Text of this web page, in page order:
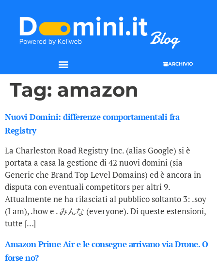
ARCHIVIO
Tag: amazon
Nuovi Domini: differenze comportamentali fra
Registry
La Charleston Road Registry Inc. (alias Google) si è
portata a casa la gestione di 42 nuovi domini (sia
Generic che Brand Top Level Domains) ed è ancora in
disputa con eventuali competitors per altri 9.
Attualmente ne ha rilasciati al pubblico soltanto 3: .soy
(I am), .how e . みんな (everyone). Di queste estensioni,
tutte […]
Amazon Prime Air e le consegne arrivano via Drone. O
forse no?